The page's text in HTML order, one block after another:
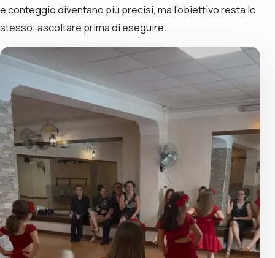
e conteggio diventano più precisi, ma l’obiettivo resta lo
stesso: ascoltare prima di eseguire.